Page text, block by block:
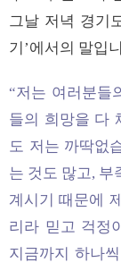
그날 저녁 경기
기’에서의 말입
“저는 여러분들
들의 희망을 다
도 저는 까딱없
는 것도 많고, 부
계시기 때문에
리라 믿고 걱정
지금까지 하나